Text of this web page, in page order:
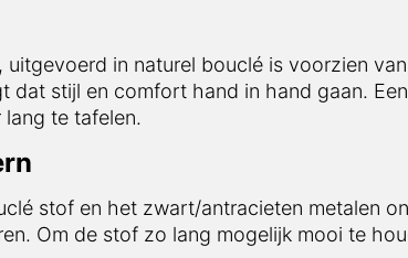
, uitgevoerd in naturel bouclé is voorzien
dat stijl en comfort hand in hand gaan.
te tafelen.
stof en het zwart/antracieten metalen
Om de stof zo lang mogelijk mooi te